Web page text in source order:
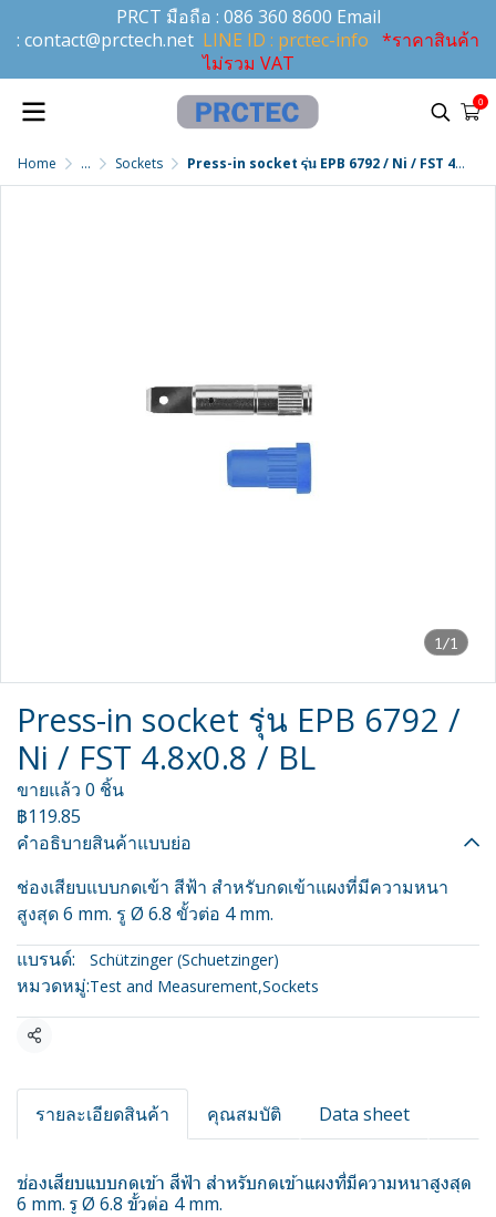
PRCT มือถือ : 086 360 8600 Email
: contact@prctech.net LINE ID : prctec-info *ราคาสินค้า
ไม่รวม VAT
0
Home ... Sockets Press-in socket รุ่น EPB 6792 / Ni / FST 4.8x0.8 / BL
1/1
Press-in socket รุ่น EPB 6792 /
Ni / FST 4.8x0.8 / BL
ขายแล้ว 0 ชิ้น
฿119.85
คำอธิบายสินค้าแบบย่อ
ช่องเสียบแบบกดเข้า สีฟ้า สำหรับกดเข้าแผงที่มีความหนา
สูงสุด 6 mm. รู Ø 6.8 ขั้วต่อ 4 mm.
แบรนด์:
Schützinger (Schuetzinger)
หมวดหมู่:Test and Measurement,Sockets
แชร์
รายละเอียดสินค้า คุณสมบัติ Data sheet
ช่องเสียบแบบกดเข้า สีฟ้า สำหรับกดเข้าแผงที่มีความหนาสูงสุด
6 mm. รู Ø 6.8 ขั้วต่อ 4 mm.